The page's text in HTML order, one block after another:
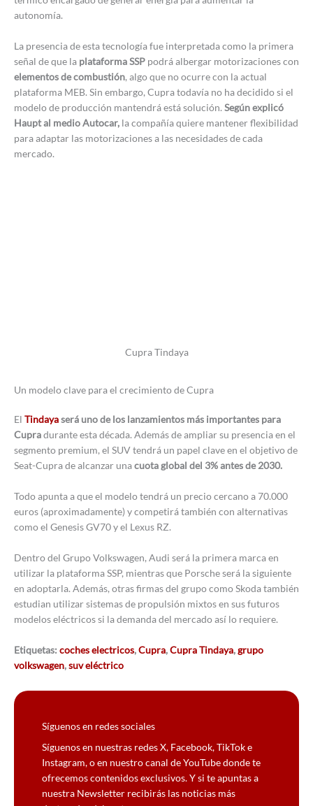
autonomía.
La presencia de esta tecnología fue interpretada como la primera
señal de que la plataforma SSP podrá albergar motorizaciones con
elementos de combustión, algo que no ocurre con la actual
plataforma MEB. Sin embargo, Cupra todavía no ha decidido si el
modelo de producción mantendrá está solución. Según explicó
Haupt al medio Autocar, la compañía quiere mantener flexibilidad
para adaptar las motorizaciones a las necesidades de cada
mercado.
Cupra Tindaya
Un modelo clave para el crecimiento de Cupra
El Tindayaserá uno de los lanzamientos más importantes para
Cupradurante esta década. Además de ampliar su presencia en el
segmento premium, el SUV tendrá un papel clave en el objetivo de
Seat-Cupra de alcanzar unacuota global del 3% antes de 2030.
Todo apunta a que el modelo tendrá un precio cercano a 70.000
euros (aproximadamente) y competirá también con alternativas
como el Genesis GV70 y el Lexus RZ.
Dentro del Grupo Volkswagen, Audi será la primera marca en
utilizar la plataforma SSP, mientras que Porsche será la siguiente
en adoptarla. Además, otras firmas del grupo como Skoda también
estudian utilizar sistemas de propulsión mixtos en sus futuros
modelos eléctricos si la demanda del mercado así lo requiere.
Etiquetas: coches electricos,Cupra,Cupra Tindaya,grupo
volkswagen,suv eléctrico
Síguenos en redes sociales
Síguenos en nuestras redes X, Facebook, TikTok e
Instagram, o en nuestro canal de YouTube donde te
ofrecemos contenidos exclusivos. Y si te apuntas a
nuestra Newsletter recibirás las noticias más